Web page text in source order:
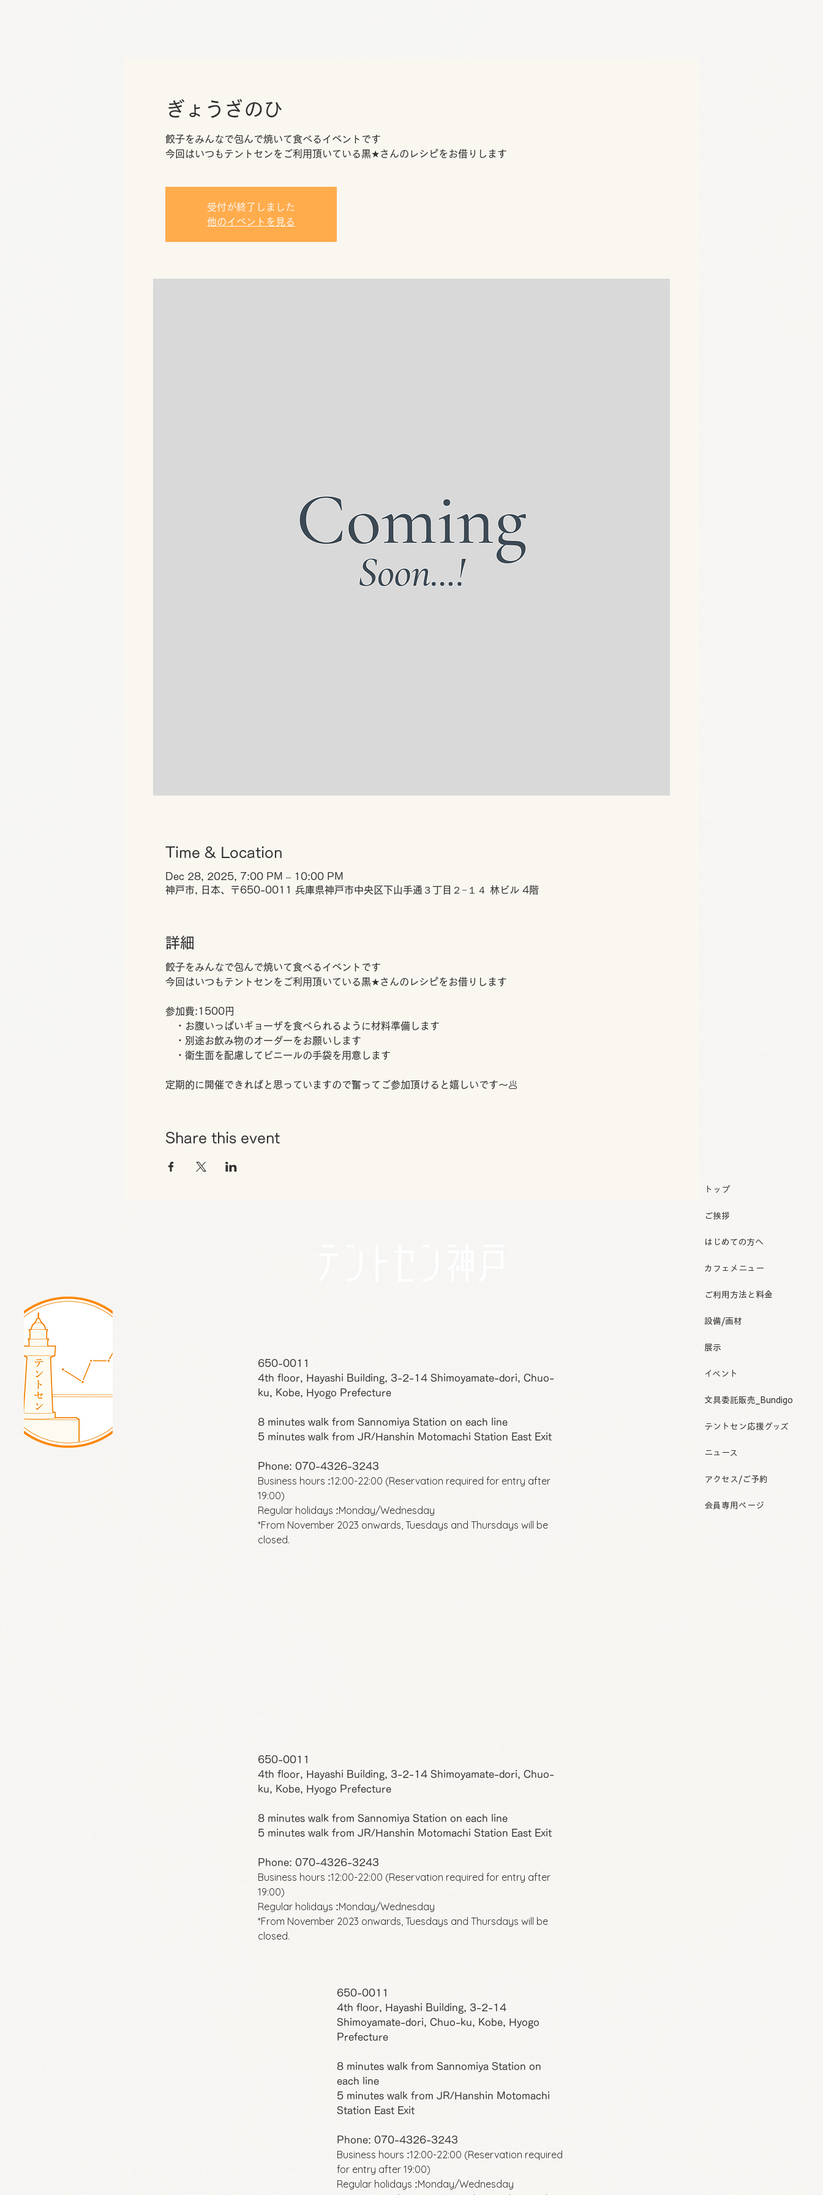
トップ
ご挨拶
はじめての方へ
カフェメニュー
ご利用方法と料金
設備/画材
展示
イベント
文具委託販売_Bundigo
テントセン応援グッズ
ニュース
アクセス/ご予約
会員専用ページ
ぎょうざのひ
餃子をみんなで包んで焼いて食べるイベントです
今回はいつもテントセンをご利用頂いている黒★さんのレシピをお借りします
受付が終了しました
他のイベントを見る
Time & Location
Dec 28, 2025, 7:00 PM – 10:00 PM
神戸市, 日本、〒650-0011 兵庫県神戸市中央区下山手通３丁目２−１４ 林ビル 4階
詳細
餃子をみんなで包んで焼いて食べるイベントです
今回はいつもテントセンをご利用頂いている黒★さんのレシピをお借りします
参加費:1500円
・お腹いっぱいギョーザを食べられるように材料準備します
・別途お飲み物のオーダーをお願いします
・衛生面を配慮してビニールの手袋を用意します
定期的に開催できればと思っていますので奮ってご参加頂けると嬉しいです～🥟
Share this event
650-0011
4th floor, Hayashi Building, 3-2-14 Shimoyamate-dori, Chuo-
ku, Kobe, Hyogo Prefecture
8 minutes walk from Sannomiya Station on each line
5 minutes walk from JR/Hanshin Motomachi Station East Exit
Phone: 070-4326-3243
Business hours :12:00-22:00 (Reservation required for entry after
19:00)
Regular holidays :Monday/Wednesday
*From November 2023 onwards, Tuesdays and Thursdays will be
closed.
650-0011
4th floor, Hayashi Building, 3-2-14 Shimoyamate-dori, Chuo-
ku, Kobe, Hyogo Prefecture
8 minutes walk from Sannomiya Station on each line
5 minutes walk from JR/Hanshin Motomachi Station East Exit
Phone: 070-4326-3243
Business hours :12:00-22:00 (Reservation required for entry after
19:00)
Regular holidays :Monday/Wednesday
*From November 2023 onwards, Tuesdays and Thursdays will be
closed.
650-0011
4th floor, Hayashi Building, 3-2-14
Shimoyamate-dori, Chuo-ku, Kobe, Hyogo
Prefecture
8 minutes walk from Sannomiya Station on
each line
5 minutes walk from JR/Hanshin Motomachi
Station East Exit
Phone: 070-4326-3243
Business hours :12:00-22:00 (Reservation required
for entry after 19:00)
Regular holidays :Monday/Wednesday